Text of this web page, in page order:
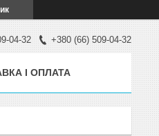
04-32 +380 (66) 509-04-32
І ОПЛАТА